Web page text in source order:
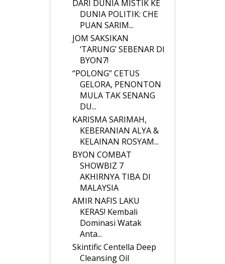
DARI DUNIA MISTIK KE
DUNIA POLITIK: CHE
PUAN SARIM...
JOM SAKSIKAN
‘TARUNG’ SEBENAR DI
BYON7!
“POLONG” CETUS
GELORA, PENONTON
MULA TAK SENANG
DU...
KARISMA SARIMAH,
KEBERANIAN ALYA &
KELAINAN ROSYAM...
BYON COMBAT
SHOWBIZ 7
AKHIRNYA TIBA DI
MALAYSIA
AMIR NAFIS LAKU
KERAS! Kembali
Dominasi Watak
Anta...
Skintific Centella Deep
Cleansing Oil